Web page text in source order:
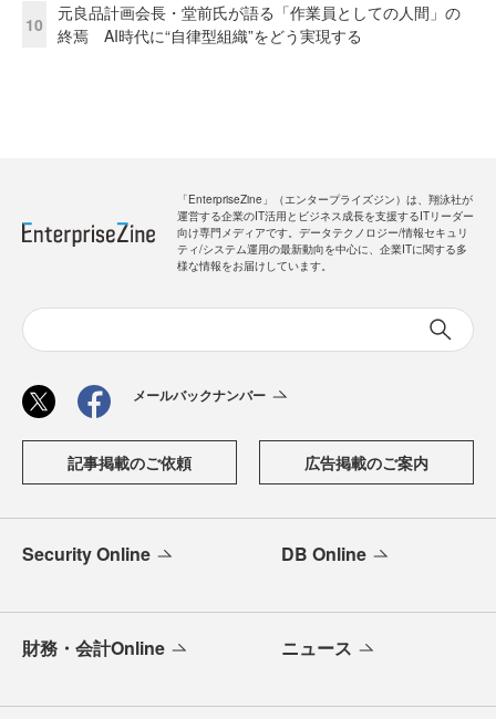
10
元良品計画会長・堂前氏が語る「作業員としての人間」の
終焉 AI時代に“自律型組織”をどう実現する
「EnterpriseZine」（エンタープライズジン）は、翔泳社が
運営する企業のIT活用とビジネス成長を支援するITリーダー
向け専門メディアです。データテクノロジー/情報セキュリ
ティ/システム運用の最新動向を中心に、企業ITに関する多
様な情報をお届けしています。
メールバックナンバー
記事掲載のご依頼 広告掲載のご案内
Security Online DB Online
財務・会計Online ニュース